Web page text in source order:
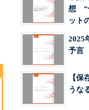
想 “
ット
2025
予言
【保
うな